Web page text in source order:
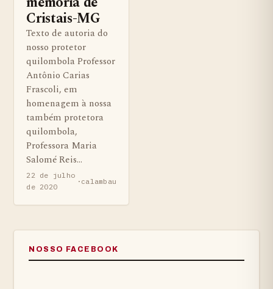
Cristais-MG
Texto de autoria do
nosso protetor
quilombola Professor
Antônio Carias
Frascoli, em
homenagem à nossa
também protetora
quilombola,
Professora Maria
Salomé Reis…
22 de julho
de 2020
· calambau
NOSSO FACEBOOK